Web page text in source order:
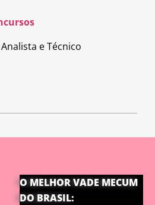
e Técnico
O MELHOR VADE MECUM
DO BRASIL: